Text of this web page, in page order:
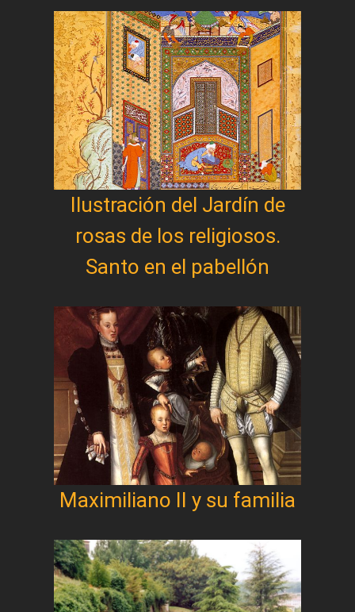
Ilustración del Jardín de
rosas de los religiosos.
Santo en el pabellón
Maximiliano II y su familia